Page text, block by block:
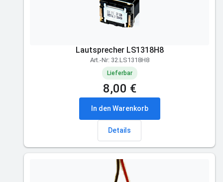
Lautsprecher LS1318H8
Art.-Nr: 32.LS1318H8
Lieferbar
8,00 €
In den Warenkorb
Details